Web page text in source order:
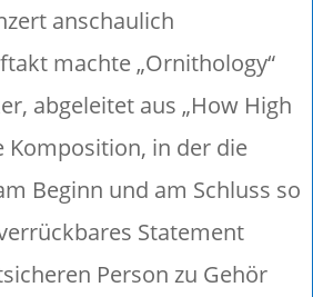
anschaulich
machte „Ornithology“
abgeleitet aus „How High
Komposition, in der die
Beginn und am Schluss so
Statement
Person zu Gehör